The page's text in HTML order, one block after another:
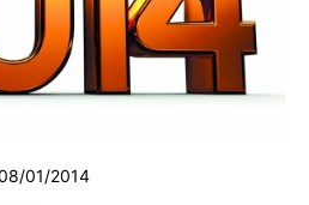
01/2014